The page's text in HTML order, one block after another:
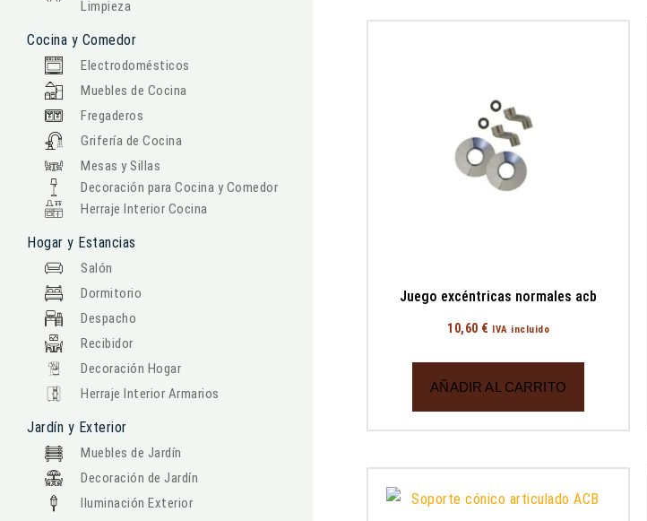
Limpieza
Cocina y Comedor
Electrodomésticos
Muebles de Cocina
Fregaderos
Grifería de Cocina
Mesas y Sillas
Decoración para Cocina y Comedor
Herraje Interior Cocina
Hogar y Estancias
Salón
Dormitorio
Despacho
Recibidor
Decoración Hogar
Herraje Interior Armarios
Jardín y Exterior
Muebles de Jardín
Decoración de Jardín
Iluminación Exterior
Juego excéntricas normales acb
10,60 € IVA incluido
AÑADIR AL CARRITO